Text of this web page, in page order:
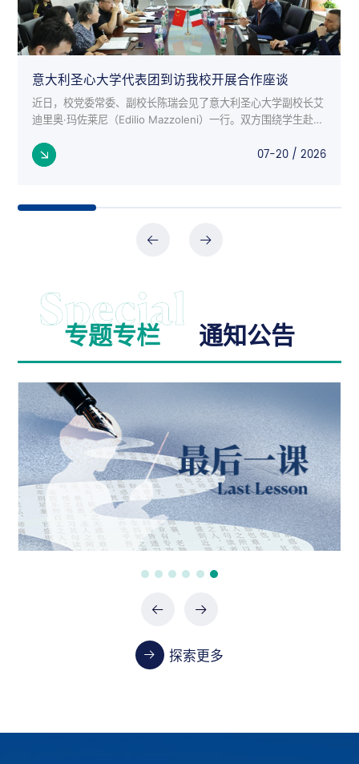
意大利圣心大学代表团到访我校开展合作座谈
近日，校党委常委、副校长陈瑞会见了意大利圣心大学副校长艾
迪里奥·玛佐莱尼（Edilio Mazzoleni）一行。双方围绕学生赴意
利来...
07-20 / 2026
专题专栏 通知公告
探索更多
政府采购项目（0747-2660SCCZD088）中标结
果公告
07-24 / 2026
政府采购项目（XHTC-HW-2026-0487）中标结
果公告
政府采购项目（XHTC-HW-2026-0485）中标结
首都医科大学2023-2024学年本科教学质量报告